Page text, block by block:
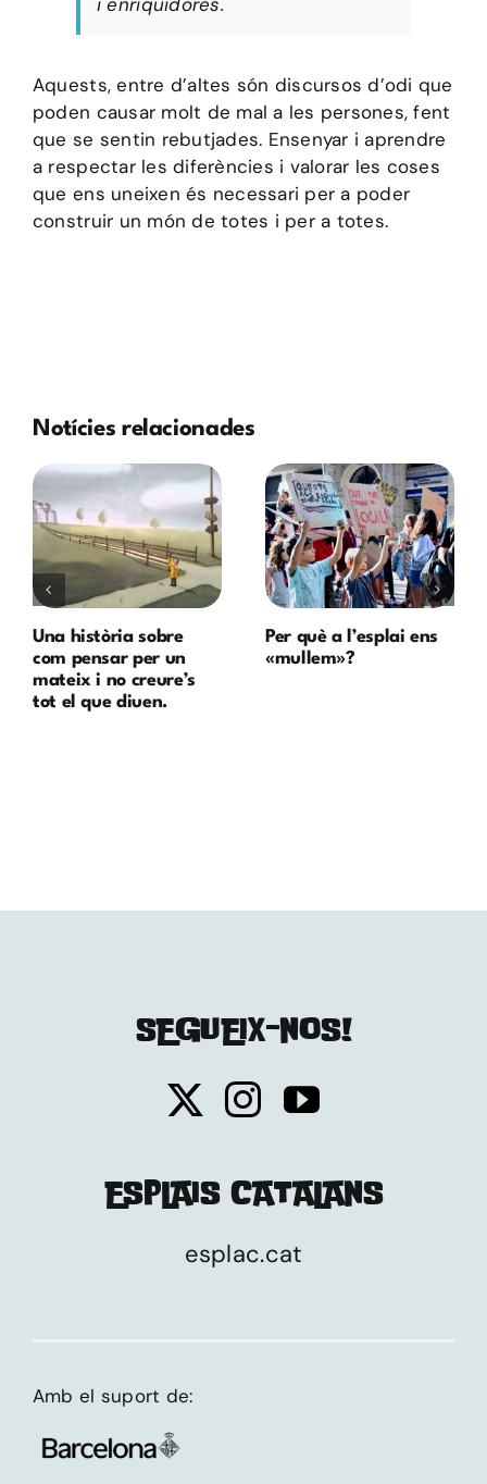
Aquests, entre d’altes són discursos d’odi que
poden causar molt de mal a les persones, fent
que se sentin rebutjades. Ensenyar i aprendre
a respectar les diferències i valorar les coses
que ens uneixen és necessari per a poder
construir un món de totes i per a totes.
Notícies relacionades
Una història sobre
com pensar per un
mateix i no creure’s
tot el que diuen.
Per què a l’esplai ens
«mullem»?
SEGUEIX-NOS!
ESPLAIS CATALANS
esplac.cat
Amb el suport de: